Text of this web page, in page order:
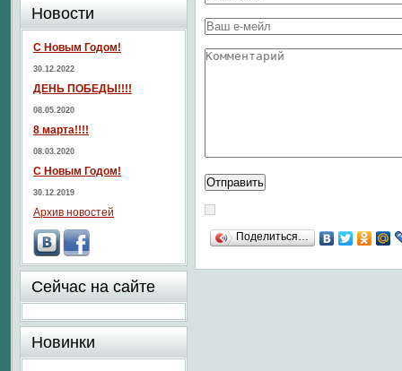
Поделиться…
Новости
С Новым Годом!
30.12.2022
ДЕНЬ ПОБЕДЫ!!!!
08.05.2020
8 марта!!!!
08.03.2020
С Новым Годом!
30.12.2019
Архив новостей
Сейчас на сайте
Новинки